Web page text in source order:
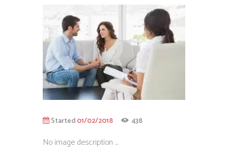
Started01/02/2018 438
No image description ...